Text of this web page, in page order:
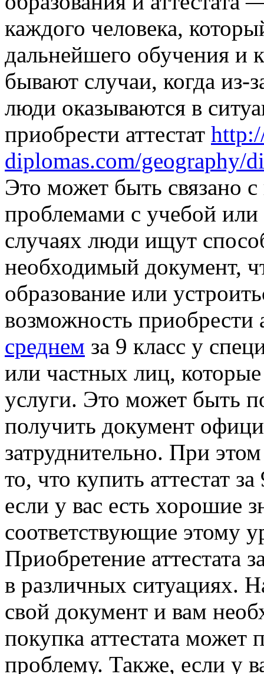
каждого человека,
дальнейшего обучения и
бывают случаи, когда из-
люди оказываются в
приобрести аттестат
diplomas.com/geography/
Это может быть связано
проблемами с учебой
случаях люди ищут
необходимый документ,
образование или
возможность приобрести
среднем за 9 класс у
или частных лиц,
услуги. Это может быть
получить документ
затруднительно. При
то, что купить аттестат
если у вас есть хорошие
соответствующие этому
Приобретение аттестата
в различных ситуациях.
свой документ и вам
покупка аттестата
проблему. Также, если у